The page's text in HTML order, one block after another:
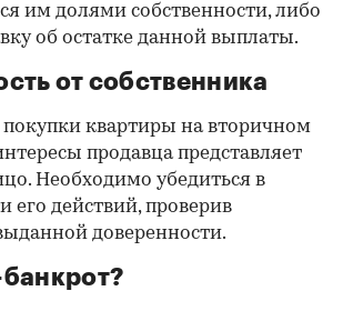
им долями собственности, либо
об остатке данной выплаты.
от собственника
квартиры на вторичном
продавца представляет
Необходимо убедиться в
его действий, проверив
доверенности.